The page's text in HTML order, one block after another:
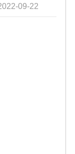
09-22